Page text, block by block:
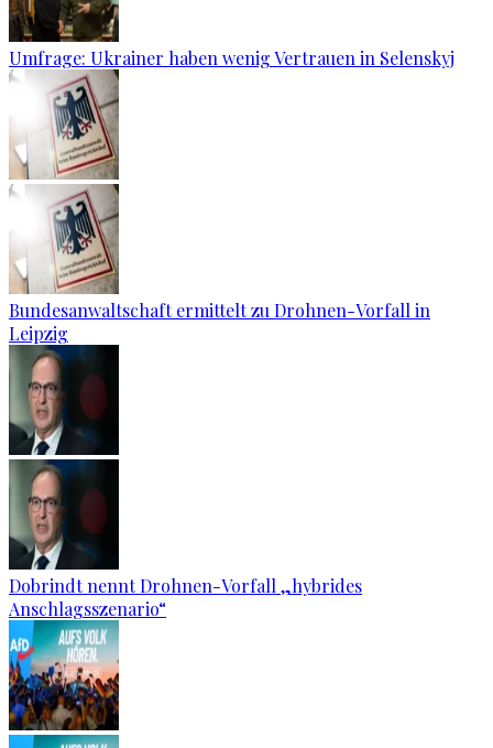
Umfrage: Ukrainer haben wenig Vertrauen in Selenskyj
Bundesanwaltschaft ermittelt zu Drohnen-Vorfall in
Leipzig
Dobrindt nennt Drohnen-Vorfall „hybrides
Anschlagsszenario“